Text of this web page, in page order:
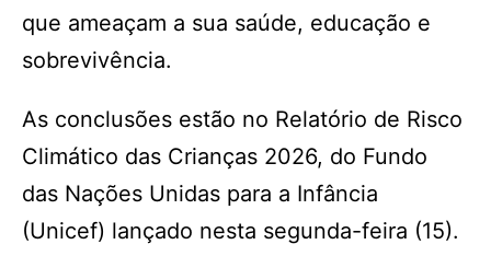
que ameaçam a sua saúde, educação e
sobrevivência.
As conclusões estão no Relatório de Risco
Climático das Crianças 2026, do Fundo
das Nações Unidas para a Infância
(Unicef) lançado nesta segunda-feira (15).